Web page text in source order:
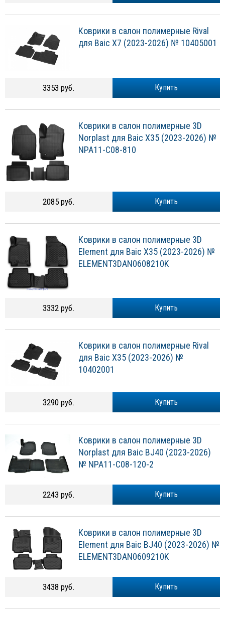
Коврики в салон полимерные Rival
для Baic X7 (2023-2026) № 10405001
Купить
3353 руб.
Коврики в салон полимерные 3D
Norplast для Baic X35 (2023-2026) №
NPA11-C08-810
Купить
2085 руб.
Коврики в салон полимерные 3D
Element для Baic X35 (2023-2026) №
ELEMENT3DAN0608210K
Купить
3332 руб.
Коврики в салон полимерные Rival
для Baic X35 (2023-2026) №
10402001
Купить
3290 руб.
Коврики в салон полимерные 3D
Norplast для Baic BJ40 (2023-2026)
№ NPA11-C08-120-2
Купить
2243 руб.
Коврики в салон полимерные 3D
Element для Baic BJ40 (2023-2026) №
ELEMENT3DAN0609210K
Купить
3438 руб.